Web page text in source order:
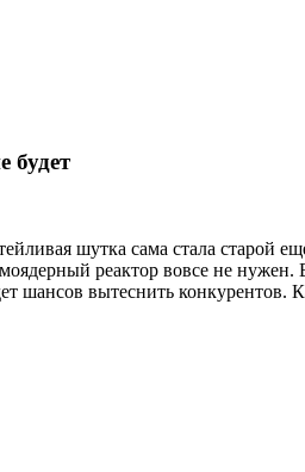
будет
шутка сама стала старой
реактор вовсе не нужен.
вытеснить конкурентов.